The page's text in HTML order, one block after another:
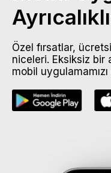
Özel fırsatlar,
niceleri. Eksiksiz bir
mobil